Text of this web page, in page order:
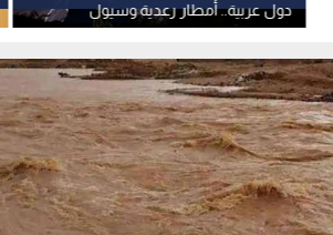
دول عربية.. أمطار رعدية وسيول
خلال الأيام القادمة